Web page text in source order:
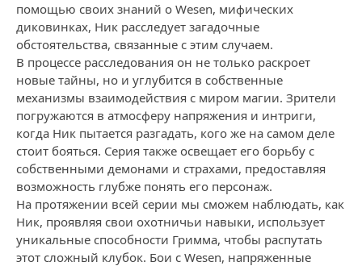
помощью своих знаний о Wesen, мифических
диковинках, Ник расследует загадочные
обстоятельства, связанные с этим случаем.
В процессе расследования он не только раскроет
новые тайны, но и углубится в собственные
механизмы взаимодействия с миром магии. Зрители
погружаются в атмосферу напряжения и интриги,
когда Ник пытается разгадать, кого же на самом деле
стоит бояться. Серия также освещает его борьбу с
собственными демонами и страхами, предоставляя
возможность глубже понять его персонаж.
На протяжении всей серии мы сможем наблюдать, как
Ник, проявляя свои охотничьи навыки, использует
уникальные способности Гримма, чтобы распутать
этот сложный клубок. Бои с Wesen, напряженные